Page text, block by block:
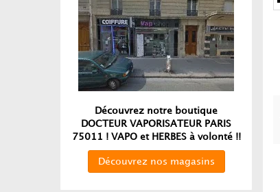
Découvrez notre boutique
DOCTEUR VAPORISATEUR PARIS
75011 ! VAPO et HERBES à volonté !!
Découvrez nos magasins